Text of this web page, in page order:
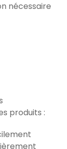
nécessaire
produits :